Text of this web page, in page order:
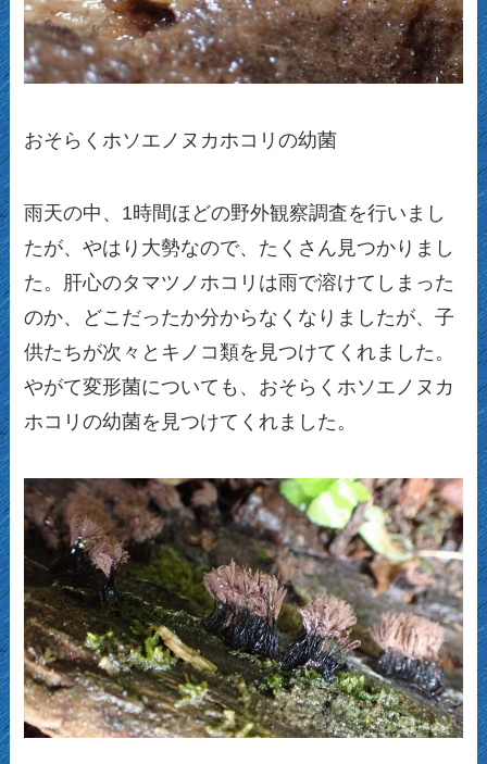
おそらくホソエノヌカホコリの幼菌
雨天の中、1時間ほどの野外観察調査を行いまし
たが、やはり大勢なので、たくさん見つかりまし
た。肝心のタマツノホコリは雨で溶けてしまった
のか、どこだったか分からなくなりましたが、子
供たちが次々とキノコ類を見つけてくれました。
やがて変形菌についても、おそらくホソエノヌカ
ホコリの幼菌を見つけてくれました。